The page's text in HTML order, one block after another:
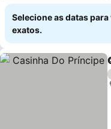
Selecione as datas
exatos.